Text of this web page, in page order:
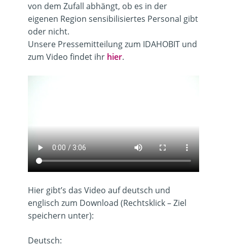
von dem Zufall abhängt, ob es in der
eigenen Region sensibilisiertes Personal gibt
oder nicht.
Unsere Pressemitteilung zum IDAHOBIT und
zum Video findet ihr hier.
Hier gibt’s das Video auf deutsch und
englisch zum Download (Rechtsklick – Ziel
speichern unter):
Deutsch: